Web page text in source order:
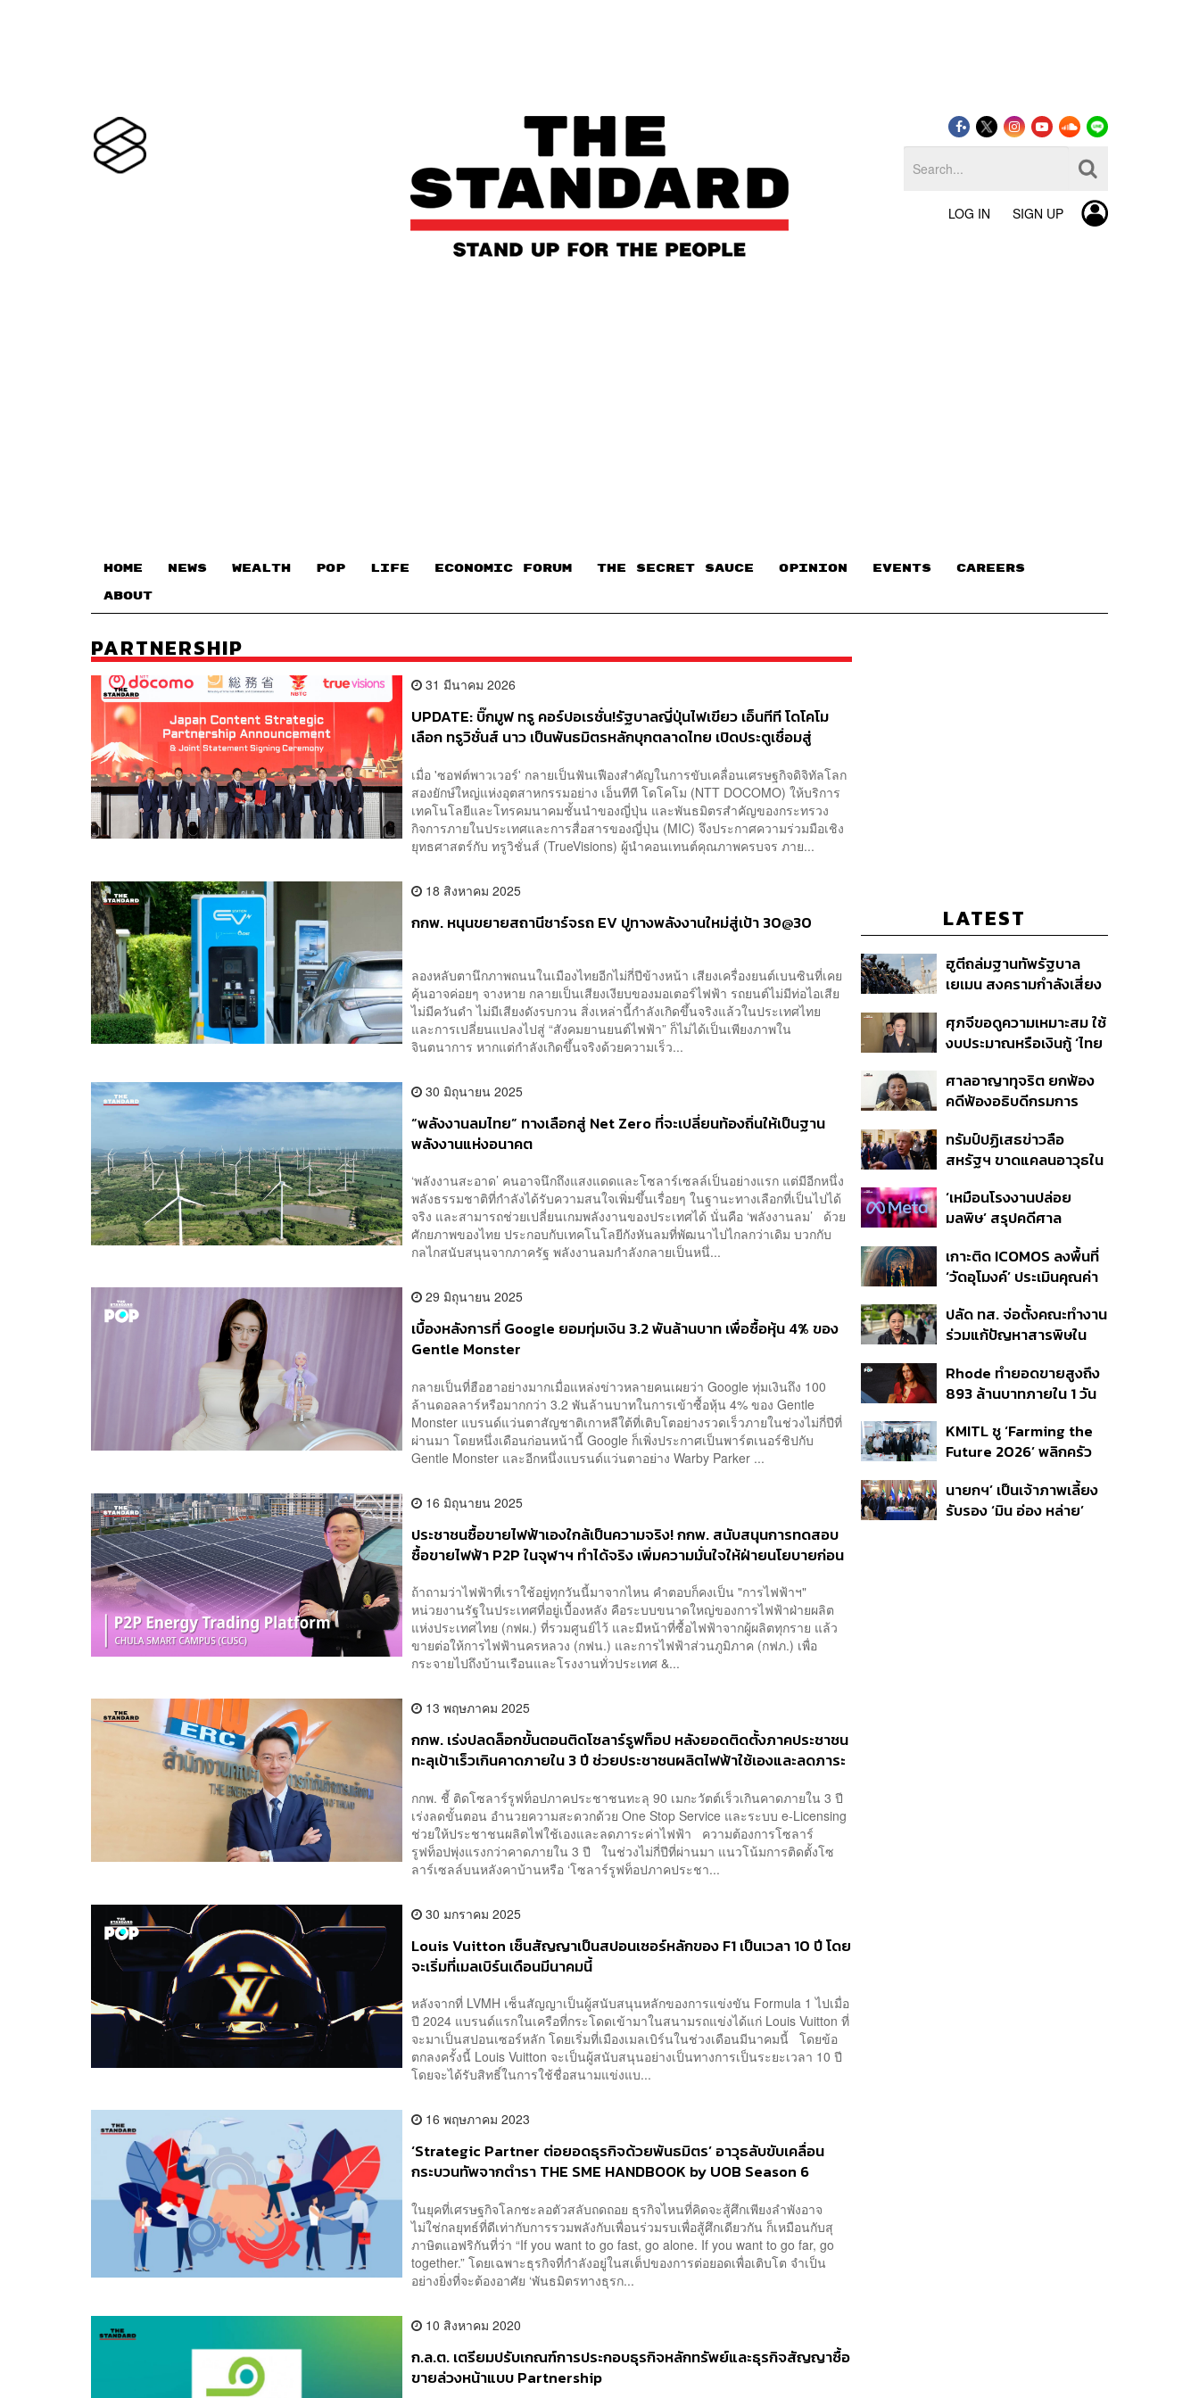
LOG IN SIGN UP
HOME NEWS WEALTH POP LIFE ECONOMIC FORUM THE SECRET SAUCE​ OPINION EVENTS CAREERS
ABOUT
PARTNERSHIP
31 มีนาคม 2026
UPDATE: บิ๊กมูฟ ทรู คอร์ปอเรชั่น!รัฐบาลญี่ปุ่นไฟเขียว เอ็นทีที โดโคโม
เลือก ทรูวิชั่นส์ นาว เป็นพันธมิตรหลักบุกตลาดไทย เปิดประตูเชื่อมสู่
เมื่อ 'ซอฟต์พาวเวอร์' กลายเป็นฟันเฟืองสำคัญในการขับเคลื่อนเศรษฐกิจดิจิทัลโลก
สองยักษ์ใหญ่แห่งอุตสาหกรรมอย่าง เอ็นทีที โดโคโม (NTT DOCOMO) ให้บริการ
เทคโนโลยีและโทรคมนาคมชั้นนำของญี่ปุ่น และพันธมิตรสำคัญของกระทรวง
กิจการภายในประเทศและการสื่อสารของญี่ปุ่น (MIC) จึงประกาศความร่วมมือเชิง
ยุทธศาสตร์กับ ทรูวิชั่นส์ (TrueVisions) ผู้นำคอนเทนต์คุณภาพครบจร ภาย...
18 สิงหาคม 2025
กกพ. หนุนขยายสถานีชาร์จรถ EV ปูทางพลังงานใหม่สู่เป้า 30@30
ลองหลับตานึกภาพถนนในเมืองไทยอีกไม่กี่ปีข้างหน้า เสียงเครื่องยนต์เบนซินที่เคย
คุ้นอาจค่อยๆ จางหาย กลายเป็นเสียงเงียบของมอเตอร์ไฟฟ้า รถยนต์ไม่มีท่อไอเสีย
ไม่มีควันดำ ไม่มีเสียงดังรบกวน สิ่งเหล่านี้กำลังเกิดขึ้นจริงแล้วในประเทศไทย
และการเปลี่ยนแปลงไปสู่ “สังคมยานยนต์ไฟฟ้า” ก็ไม่ได้เป็นเพียงภาพใน
จินตนาการ หากแต่กำลังเกิดขึ้นจริงด้วยความเร็ว...
30 มิถุนายน 2025
“พลังงานลมไทย” ทางเลือกสู่ Net Zero ที่จะเปลี่ยนท้องถิ่นให้เป็นฐาน
พลังงานแห่งอนาคต
‘พลังงานสะอาด’ คนอาจนึกถึงแสงแดดและโซลาร์เซลล์เป็นอย่างแรก แต่มีอีกหนึ่ง
พลังธรรมชาติที่กำลังได้รับความสนใจเพิ่มขึ้นเรื่อยๆ ในฐานะทางเลือกที่เป็นไปได้
จริง และสามารถช่วยเปลี่ยนเกมพลังงานของประเทศได้ นั่นคือ ‘พลังงานลม’ ด้วย
ศักยภาพของไทย ประกอบกับเทคโนโลยีกังหันลมที่พัฒนาไปไกลกว่าเดิม บวกกับ
กลไกสนับสนุนจากภาครัฐ พลังงานลมกำลังกลายเป็นหนึ่...
29 มิถุนายน 2025
เบื้องหลังการที่ Google ยอมทุ่มเงิน 3.2 พันล้านบาท เพื่อซื้อหุ้น 4% ของ
Gentle Monster
กลายเป็นที่ฮือฮาอย่างมากเมื่อแหล่งข่าวหลายคนเผยว่า Google ทุ่มเงินถึง 100
ล้านดอลลาร์หรือมากกว่า 3.2 พันล้านบาทในการเข้าซื้อหุ้น 4% ของ Gentle
Monster แบรนด์แว่นตาสัญชาติเกาหลีใต้ที่เติบโตอย่างรวดเร็วภายในช่วงไม่กี่ปีที่
ผ่านมา โดยหนึ่งเดือนก่อนหน้านี้ Google ก็เพิ่งประกาศเป็นพาร์ตเนอร์ชิปกับ
Gentle Monster และอีกหนึ่งแบรนด์แว่นตาอย่าง Warby Parker ...
16 มิถุนายน 2025
ประชาชนซื้อขายไฟฟ้าเองใกล้เป็นความจริง! กกพ. สนับสนุนการทดสอบ
ซื้อขายไฟฟ้า P2P ในจุฬาฯ ทำได้จริง เพิ่มความมั่นใจให้ฝ่ายนโยบายก่อน
ถ้าถามว่าไฟฟ้าที่เราใช้อยู่ทุกวันนี้มาจากไหน คำตอบก็คงเป็น "การไฟฟ้าฯ"
หน่วยงานรัฐในประเทศที่อยู่เบื้องหลัง คือระบบขนาดใหญ่ของการไฟฟ้าฝ่ายผลิต
แห่งประเทศไทย (กฟผ.) ที่รวมศูนย์ไว้ และมีหน้าที่ซื้อไฟฟ้าจากผู้ผลิตทุกราย แล้ว
ขายต่อให้การไฟฟ้านครหลวง (กฟน.) และการไฟฟ้าส่วนภูมิภาค (กฟภ.) เพื่อ
กระจายไปถึงบ้านเรือนและโรงงานทั่วประเทศ &...
13 พฤษภาคม 2025
กกพ. เร่งปลดล็อกขั้นตอนติดโซลาร์รูฟท็อป หลังยอดติดตั้งภาคประชาชน
ทะลุเป้าเร็วเกินคาดภายใน 3 ปี ช่วยประชาชนผลิตไฟฟ้าใช้เองและลดภาระ
กกพ. ชี้ ติดโซลาร์รูฟท็อปภาคประชาชนทะลุ 90 เมกะวัตต์เร็วเกินคาดภายใน 3 ปี
เร่งลดขั้นตอน อำนวยความสะดวกด้วย One Stop Service และระบบ e-Licensing
ช่วยให้ประชาชนผลิตไฟใช้เองและลดภาระค่าไฟฟ้า ความต้องการโซลาร์
รูฟท็อปพุ่งแรงกว่าคาดภายใน 3 ปี ในช่วงไม่กี่ปีที่ผ่านมา แนวโน้มการติดตั้งโซ
ลาร์เซลล์บนหลังคาบ้านหรือ ‘โซลาร์รูฟท็อปภาคประชา...
30 มกราคม 2025
Louis Vuitton เซ็นสัญญาเป็นสปอนเซอร์หลักของ F1 เป็นเวลา 10 ปี โดย
จะเริ่มที่เมลเบิร์นเดือนมีนาคมนี้
หลังจากที่ LVMH เซ็นสัญญาเป็นผู้สนับสนุนหลักของการแข่งขัน Formula 1 ไปเมื่อ
ปี 2024 แบรนด์แรกในเครือที่กระโดดเข้ามาในสนามรถแข่งได้แก่ Louis Vuitton ที่
จะมาเป็นสปอนเซอร์หลัก โดยเริ่มที่เมืองเมลเบิร์นในช่วงเดือนมีนาคมนี้ โดยข้อ
ตกลงครั้งนี้ Louis Vuitton จะเป็นผู้สนับสนุนอย่างเป็นทางการเป็นระยะเวลา 10 ปี
โดยจะได้รับสิทธิ์ในการใช้ชื่อสนามแข่งแบ...
16 พฤษภาคม 2023
‘Strategic Partner ต่อยอดธุรกิจด้วยพันธมิตร’ อาวุธลับขับเคลื่อน
กระบวนทัพจากตำรา THE SME HANDBOOK by UOB Season 6
ในยุคที่เศรษฐกิจโลกชะลอตัวสลับถดถอย ธุรกิจไหนที่คิดจะสู้ศึกเพียงลำพังอาจ
ไม่ใช่กลยุทธ์ที่ดีเท่ากับการรวมพลังกับเพื่อนร่วมรบเพื่อสู้ศึกเดียวกัน ก็เหมือนกับสุ
ภาษิตแอฟริกันที่ว่า “If you want to go fast, go alone. If you want to go far, go
together.” โดยเฉพาะธุรกิจที่กำลังอยู่ในสเต็ปของการต่อยอดเพื่อเติบโต จำเป็น
อย่างยิ่งที่จะต้องอาศัย ‘พันธมิตรทางธุรก...
10 สิงหาคม 2020
ก.ล.ต. เตรียมปรับเกณฑ์การประกอบธุรกิจหลักทรัพย์และธุรกิจสัญญาซื้อ
ขายล่วงหน้าแบบ Partnership
LATEST
ฮูตีถล่มฐานทัพรัฐบาล
เยเมน สงครามกำลังเสี่ยง
ศุภจีขอดูความเหมาะสม ใช้
งบประมาณหรือเงินกู้ ‘ไทย
‘ไทยช่วยไทยพลัส เฟส 2’
ไม่จำเป็นต้องออกพร้อมกัน
ศาลอาญาทุจริต ยกฟ้อง
คดีฟ้องอธิบดีกรมการ
จังหวัดภูเก็ต’ ชอบด้วยขั้น
ตอน
ทรัมป์ปฏิเสธข่าวลือ
สหรัฐฯ ขาดแคลนอาวุธใน
เผยกำลังล่าตัวคนปล่อย
ข่าว
‘เหมือนโรงงานปล่อย
มลพิษ’ สรุปคดีศาล
กระทบสุขภาพจิตเด็ก คุม
เข้ม AI Chatbot
เกาะติด ICOMOS ลงพื้นที่
‘วัดอุโมงค์’ ประเมินคุณค่า
มรดกโลกปี 2570
ปลัด ทส. จ่อตั้งคณะทำงาน
ร่วมแก้ปัญหาสารพิษใน
เมียนมา เล็งเริ่มถกนัดแรก
ส.ค.นี้
Rhode ทำยอดขายสูงถึง
893 ล้านบาทภายใน 1 วัน
ล่าสุด
KMITL ชู ‘Farming the
Future 2026’ พลิกครัว
ด้วย One Health
นายกฯ’ เป็นเจ้าภาพเลี้ยง
รับรอง ‘มิน อ่อง หล่าย’